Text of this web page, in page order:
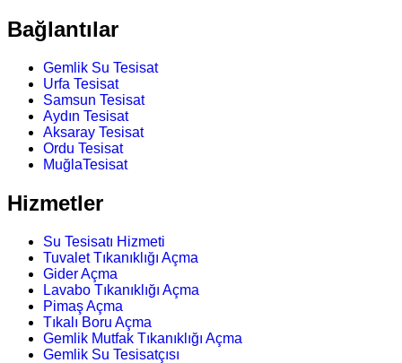
Bağlantılar
Gemlik Su Tesisat
Urfa Tesisat
Samsun Tesisat
Aydın Tesisat
Aksaray Tesisat
Ordu Tesisat
MuğlaTesisat
Hizmetler
Su Tesisatı Hizmeti
Tuvalet Tıkanıklığı Açma
Gider Açma
Lavabo Tıkanıklığı Açma
Pimaş Açma
Tıkalı Boru Açma
Gemlik Mutfak Tıkanıklığı Açma
Gemlik Su Tesisatçısı